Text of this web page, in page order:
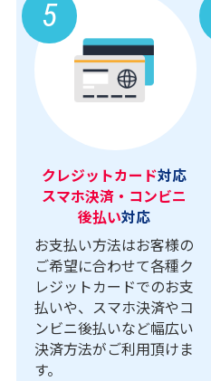
5
クレジットカード対応
スマホ決済・コンビニ
後払い対応
お支払い方法はお客様の
ご希望に合わせて各種ク
レジットカードでのお支
払いや、スマホ決済やコ
ンビニ後払いなど幅広い
決済方法がご利用頂けま
す。